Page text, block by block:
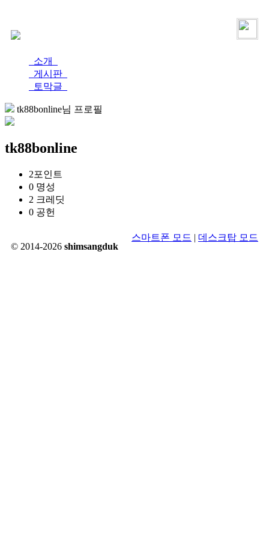
소개
게시판
토막글
tk88bonline님 프로필
tk88bonline
2포인트
0 명성
2 크레딧
0 공헌
© 2014-2026 shimsangduk
스마트폰 모드 | 데스크탑 모드